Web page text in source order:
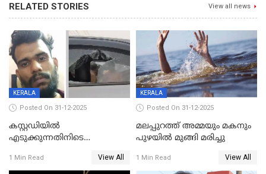
RELATED STORIES View all news
KERALA
Posted On 31-12-2025
കസ്റ്റഡിയിൽ
എടുക്കുന്നതിനിടെ
വധശ്രമക്കേസ് പ്രതി പിടിയിൽ
1 Min Read View All
KERALA
Posted On 31-12-2025
മലപ്പുറത്ത് അമ്മയും മകനും
പുഴയിൽ മുങ്ങി മരിച്ചു
1 Min Read View All